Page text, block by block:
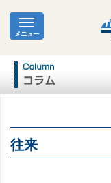
往来